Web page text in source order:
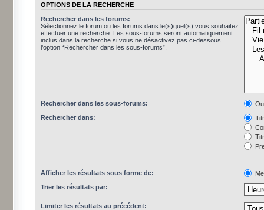
OPTIONS DE LA RECHERCHE
Rechercher dans les forums:
Sélectionnez le forum ou les forums dans le(s)quel(s) vous souhaitez
effectuer une recherche. Les sous-forums seront automatiquement
inclus dans la recherche si vous ne désactivez pas ci-dessous
l’option “Rechercher dans les sous-forums”.
Rechercher dans les sous-forums:
Rechercher dans:
Afficher les résultats sous forme de:
Trier les résultats par:
Limiter les résultats au précédent: